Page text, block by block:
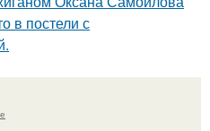
в постели с